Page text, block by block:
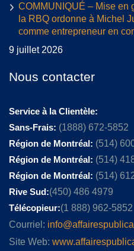
COMMUNIQUÉ – Mise en
la RBQ ordonne à Michel
comme entrepreneur en
9 juillet 2026
Nous contacter
Service à la Clientèle:
Sans-Frais: (1888) 672-5852
Région de Montréal: (514)
Région de Montréal: (514)
Région de Montréal: (514)
Rive Sud:(450) 486 4979
Télécopieur:(1 888) 962-5852
Courriel:
Site Web: